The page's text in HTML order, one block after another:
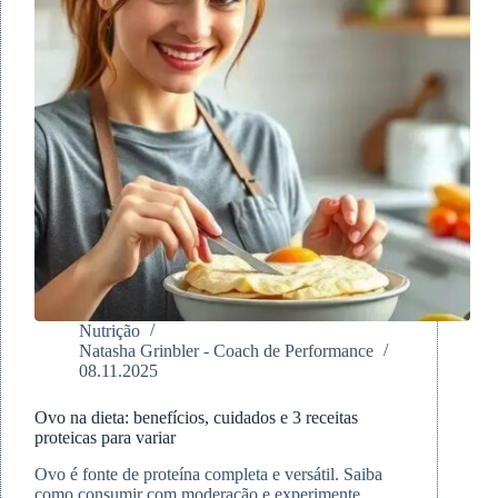
Nutrição
Natasha Grinbler - Coach de Performance
08.11.2025
Ovo na dieta: benefícios, cuidados e 3 receitas
proteicas para variar
Ovo é fonte de proteína completa e versátil. Saiba
como consumir com moderação e experimente